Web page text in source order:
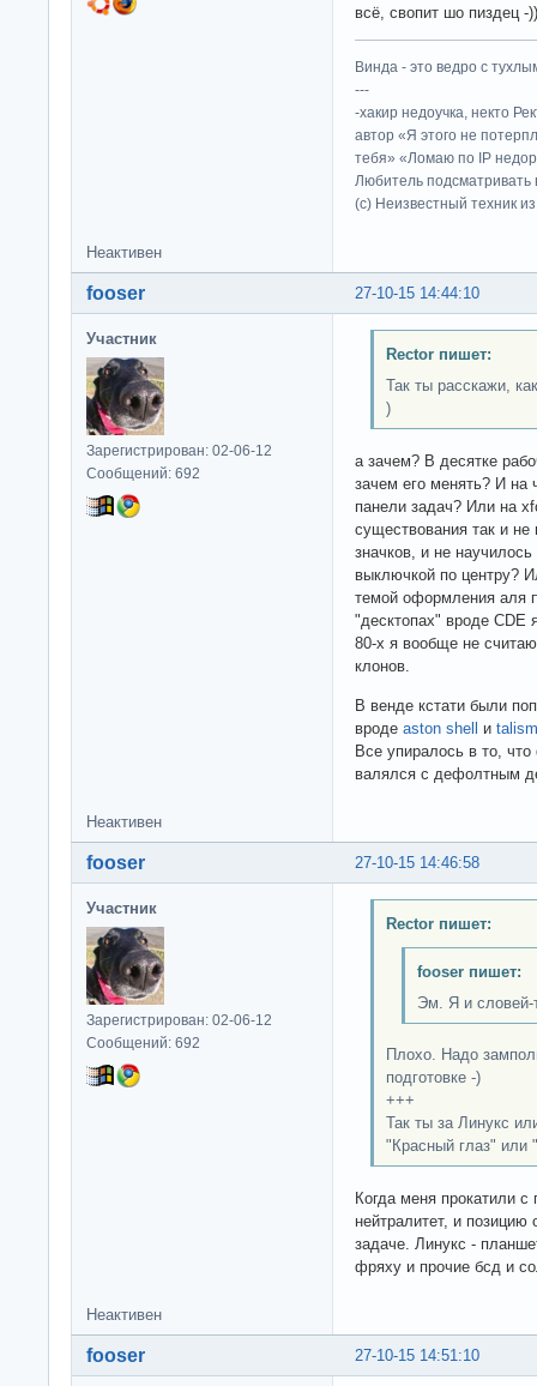
всё, свопит шо пиздец -))
Винда - это ведро с
---
-хакир недоучка, некто
автор «Я этого не
тебя» «Ломаю по IP
Любитель подсматривать
(c) Неизвестный техник
Неактивен
27-10-15 14:44:10
fooser
Участник
Зарегистрирован: 02-06-12
Сообщений: 692
Rector пишет:
Так ты расскажи,
)
а зачем? В десятке
зачем его менять? И на
панели задач? Или на
существования так и не
значков, и не
выключкой по центру?
темой оформления аля
"десктопах" вроде CDE
80-х я вообще не
клонов.
В венде кстати были
вроде aston shell и
Все упиралось в то,
валялся с дефолтным
Неактивен
27-10-15 14:46:58
fooser
Участник
Зарегистрирован: 02-06-12
Сообщений: 692
Rector пишет:
fooser пишет:
Эм. Я и словей-
Плохо. Надо
подготовке -)
+++
Так ты за Линукс
"Красный глаз"
Когда меня прокатили
нейтралитет, и
задаче. Линукс -
фряху и прочие бсд и
Неактивен
27-10-15 14:51:10
fooser